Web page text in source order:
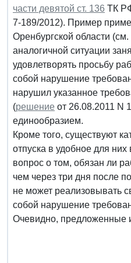
части девятой ст. 136 ТК
7-189/2012). Пример
Оренбургской области (см.
аналогичной ситуации
удовлетворять просьбу
собой нарушение
нарушил указанное
(решение от 26.08.2011 N
единообразием.
Кроме того, существуют
отпуска в удобное для
вопрос о том, обязан ли
чем через три дня после
не может реализовывать
собой нарушение
Очевидно, предложенные